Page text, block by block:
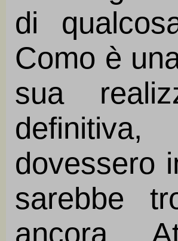
di
Como è
sua
dovessero
sarebbe
ancora